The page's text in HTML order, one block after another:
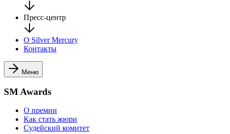
Пресс-центр
О Silver Mercury
Контакты
Меню
SM Awards
О премии
Как стать жюри
Судейский комитет